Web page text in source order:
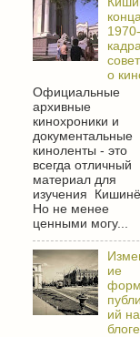
о
Официальные
архивные
кинохроники и
документальные
киноленты - это
всегда отличный
материал для
изучения
Но не менее
ценными могу...
ие
ий на
блоге